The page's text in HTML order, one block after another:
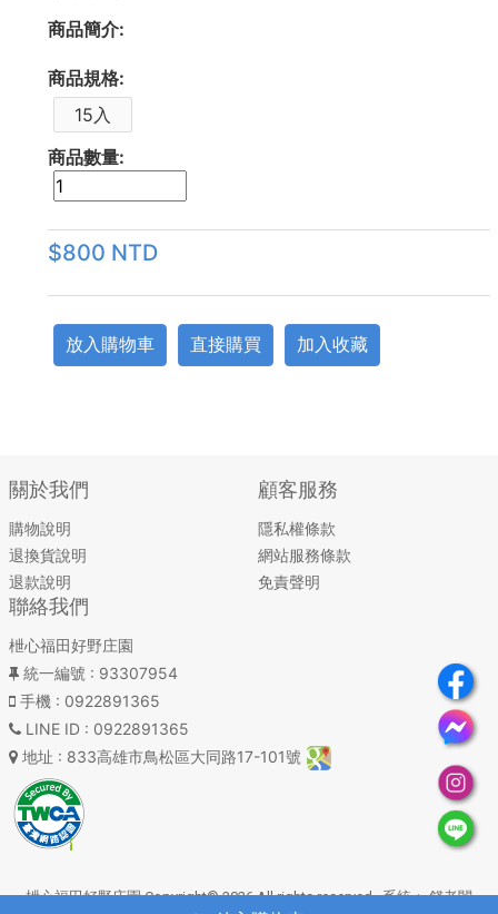
商品簡介:
商品規格:
15入
商品數量:
$800 NTD
放入購物車 直接購買 加入收藏
關於我們
購物說明
退換貨說明
退款說明
顧客服務
隱私權條款
網站服務條款
免責聲明
聯絡我們
枻心福田好野庄園
統一編號 : 93307954
手機 : 0922891365
LINE ID : 0922891365
地址 : 833高雄市鳥松區大同路17-101號
枻心福田好野庄園 Copyright© 2026 All rights reserved. 系統：錢老闆